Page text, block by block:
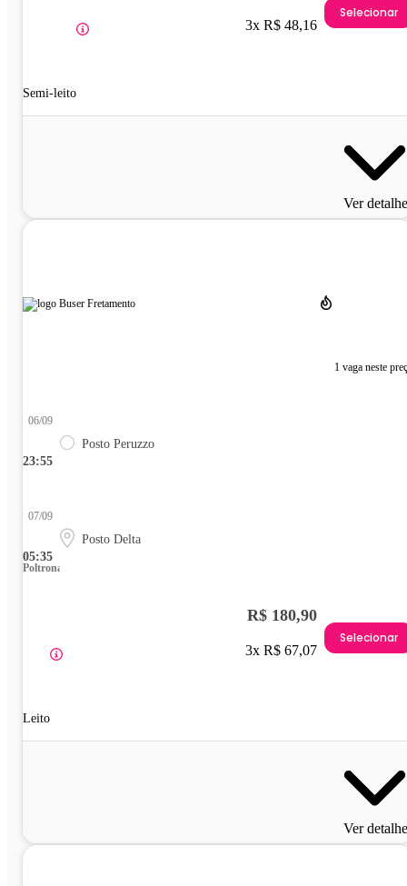
Semi-leito
3x R$ 48,16
Selecionar
Ver
1 vaga neste
23:55
06/09
Posto Peruzzo
05:35
07/09
Posto Delta
Poltrona
Leito
R$ 180,90
3x R$ 67,07
Selecionar
Ver